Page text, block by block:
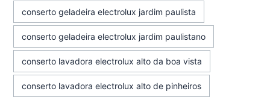
conserto geladeira electrolux jardim paulista
conserto geladeira electrolux jardim paulistano
conserto lavadora electrolux alto da boa vista
conserto lavadora electrolux alto de pinheiros